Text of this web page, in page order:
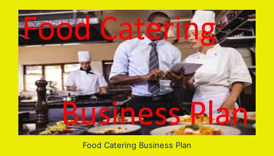
Food Catering Business Plan